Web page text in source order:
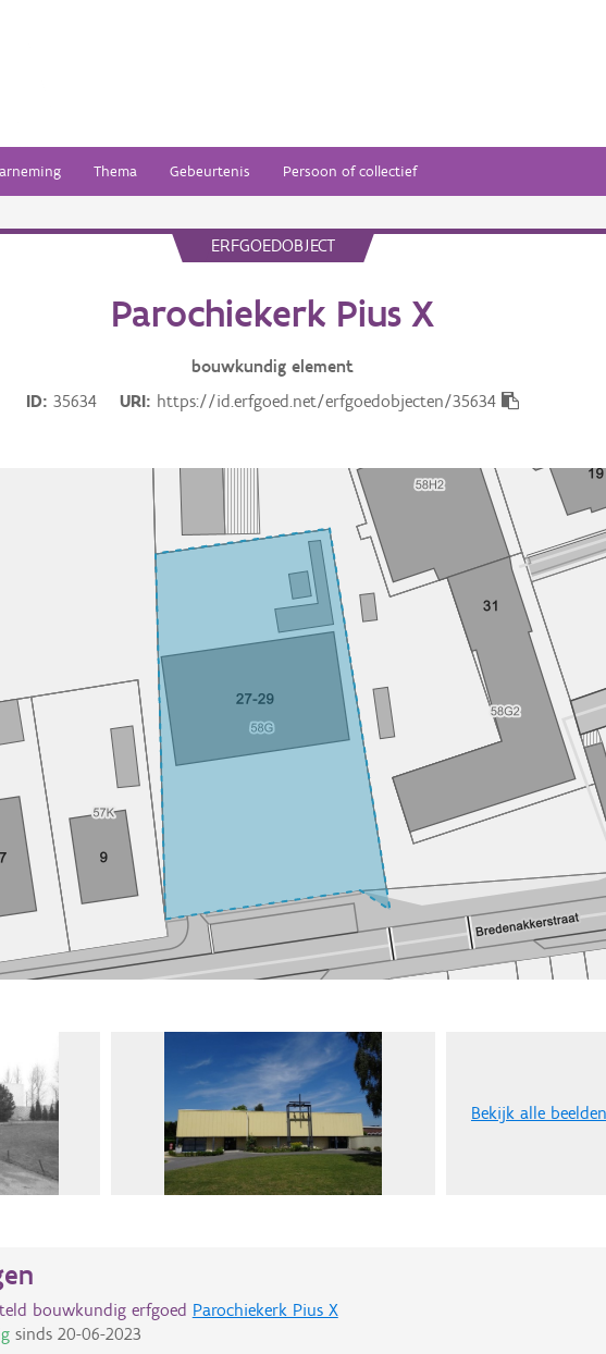
Thema Gebeurtenis Persoon of collectief
ERFGOEDOBJECT
Parochiekerk Pius X
bouwkundig element
ID
35634 URI https://id.erfgoed.net/erfgoedobjecten/35634
Bekijk alle
bouwkundig erfgoed Parochiekerk Pius X
sinds 20-06-2023